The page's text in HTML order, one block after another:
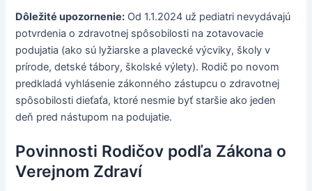
Dôležité upozornenie: Od 1.1.2024 už pediatri nevydávajú
potvrdenia o zdravotnej spôsobilosti na zotavovacie
podujatia (ako sú lyžiarske a plavecké výcviky, školy v
prírode, detské tábory, školské výlety). Rodič po novom
predkladá vyhlásenie zákonného zástupcu o zdravotnej
spôsobilosti dieťaťa, ktoré nesmie byť staršie ako jeden
deň pred nástupom na podujatie.
Povinnosti Rodičov podľa Zákona o
Verejnom Zdraví